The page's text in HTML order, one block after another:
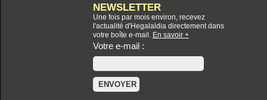
NEWSLETTER
Une fois par mois environ, recevez
l'actualité d'Hegalaldia directement dans
votre boîte e-mail. En savoir +
Votre e-mail :